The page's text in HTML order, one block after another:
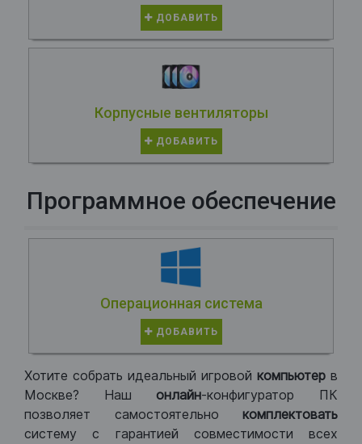
ДОБАВИТЬ
Корпусные вентиляторы
ДОБАВИТЬ
Программное обеспечение
Операционная система
ДОБАВИТЬ
Хотите собрать идеальный игровой компьютер в
Москве? Нашонлайн-конфигуратор ПК
позволяет самостоятельно комплектовать
систему с гарантией совместимости всех